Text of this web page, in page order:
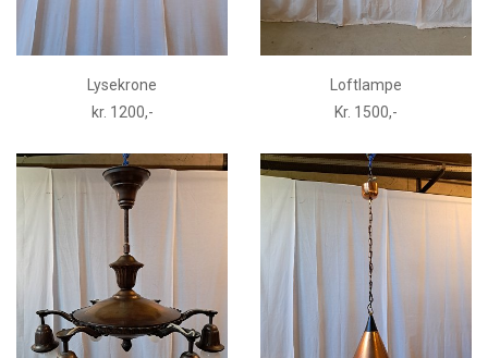
Lysekrone
kr. 1200,-
Loftlampe
Kr. 1500,-